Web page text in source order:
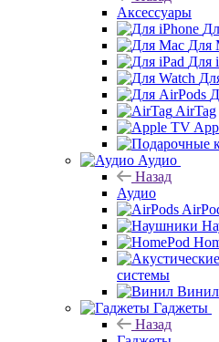
Аксессуары
Для
Для
AirTag
Аудио
Назад
Аудио
системы
Винил
Гаджеты
Назад